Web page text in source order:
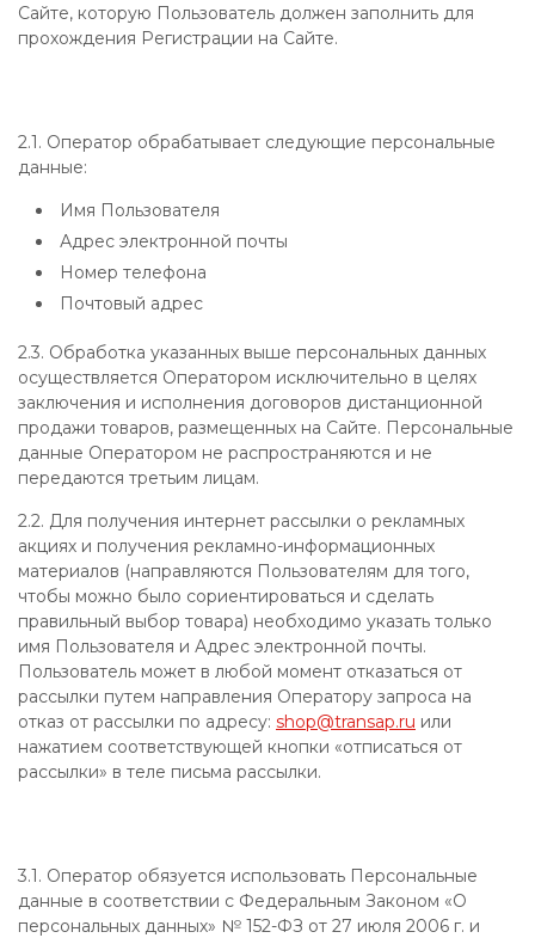
Сайте, которую Пользователь должен заполнить для
прохождения Регистрации на Сайте.
2.1. Оператор обрабатывает следующие персональные
данные:
Имя Пользователя
Адрес электронной почты
Номер телефона
Почтовый адрес
2.3. Обработка указанных выше персональных данных
осуществляется Оператором исключительно в целях
заключения и исполнения договоров дистанционной
продажи товаров, размещенных на Сайте. Персональные
данные Оператором не распространяются и не
передаются третьим лицам.
2.2. Для получения интернет рассылки о рекламных
акциях и получения рекламно-информационных
материалов (направляются Пользователям для того,
чтобы можно было сориентироваться и сделать
правильный выбор товара) необходимо указать только
имя Пользователя и Адрес электронной почты.
Пользователь может в любой момент отказаться от
рассылки путем направления Оператору запроса на
отказ от рассылки по адресу: shop@transap.ru или
нажатием соответствующей кнопки «отписаться от
рассылки» в теле письма рассылки.
3.1. Оператор обязуется использовать Персональные
данные в соответствии с Федеральным Законом «О
персональных данных» № 152-ФЗ от 27 июля 2006 г. и